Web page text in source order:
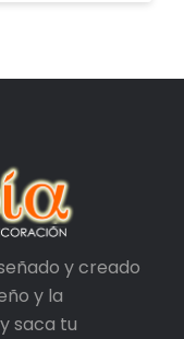
y creado
y la
saca tu